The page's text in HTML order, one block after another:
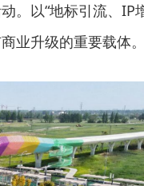
。以“地标引流、IP
业升级的重要载体。